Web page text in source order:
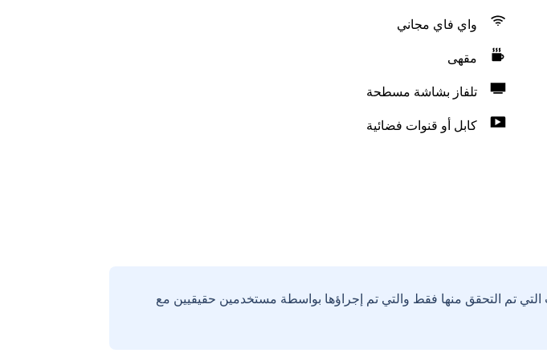
واي فاي مجاني
مقهى
تلفاز بشاشة مسطحة
كابل أو قنوات فضائية
تم التحقق منها فقط والتي تم إجراؤها بواسطة مستخدمين حقيقيين مع